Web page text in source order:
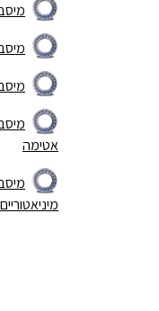
אטימה
מיניאטוריים